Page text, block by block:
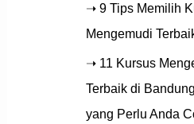
➝ 9 Tips Memilih
Mengemudi
➝ 11 Kursus
Terbaik di
yang Perlu Anda